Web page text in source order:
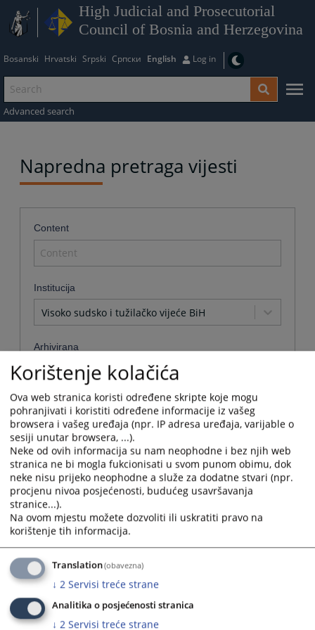
High Judicial and Prosecutorial
Council of Bosnia and Herzegovina
Bosanski Hrvatski Srpski Српски English Log in
Advanced search
Napredna pretraga vijesti
Content
Institucija
Visoko sudsko i tužilačko vijeće BiH
Arhivirana
Ne
Datum od
Navigate
forward
to
interact
with
the
calendar
select
a
date.
Press
the
question
Datum do
Navigate
forward
to
interact
with
the
calendar
and
select
Sortiraj po
Choose...
Napredne stavke
Korištenje kolačića
Ova web stranica koristi određene skripte koje mogu
pohranjivati i koristiti određene informacije iz vašeg
browsera i vašeg uređaja (npr. IP adresa uređaja, varijable o
sesiji unutar browsera, ...).
Neke od ovih informacija su nam neophodne i bez njih web
stranica ne bi mogla fukcionisati u svom punom obimu, dok
neke nisu prijeko neophodne a služe za dodatne stvari (npr.
procjenu nivoa posjećenosti, budućeg usavršavanja
stranice...).
Na ovom mjestu možete dozvoliti ili uskratiti pravo na
korištenje tih informacija.
Translation(obavezna)
↓ 2 Servisi treće strane
Analitika o posjećenosti stranica
↓ 2 Servisi treće strane